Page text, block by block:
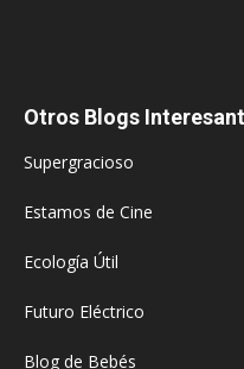
Otros Blogs
Supergracioso
Estamos de Cine
Ecología Útil
Futuro Eléctrico
Blog de Bebés